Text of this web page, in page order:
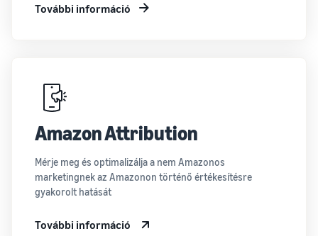
További információ
Amazon Attribution
Mérje meg és optimalizálja a nem Amazonos
marketingnek az Amazonon történő értékesítésre
gyakorolt hatását
További információ